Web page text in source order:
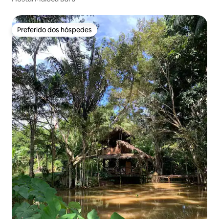
Preferido dos hóspedes
Preferido dos hóspedes